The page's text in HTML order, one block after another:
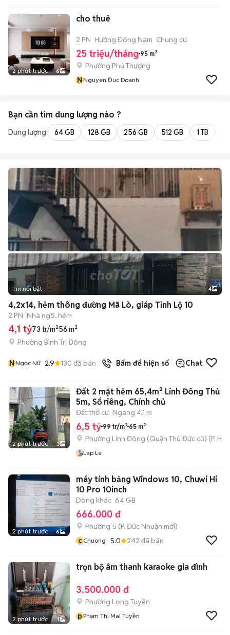
2 phút trước 6
cho thuê
2 PN Hướng Đông Nam Chung cư
25 triệu/tháng 95 m²
Phường Phú Thượng
NNguyen Đuc Doanh
Bạn cần tìm dung lượng nào ?
Dung lượng: 64 GB 128 GB 256 GB 512 GB 1 TB
Tin nổi bật 4
4,2x14, hẻm thông đường Mã Lò, giáp Tỉnh Lộ 10
2 PN Nhà ngõ, hẻm
4,1 tỷ73 tr/m²56 m²
Phường Bình Trị Đông
NNgọc Nữ 2.9 130 đã bán Bấm để hiện số Chat
2 phút trước 3
Đất 2 mặt hẻm 65,4m² Linh Đông Thủ
5m, Sổ riêng, Chính chủ
Đất thổ cư Ngang 4,1 m
6,5 tỷ 99 tr/m² 65 m²
Phường Linh Đông (Quận Thủ Đức cũ) (P.
Lap Le
2 phút trước 6
máy tính bảng Windows 10, Chuwi Hi
10 Pro 10inch
Dòng khác 64 GB
666.000 đ
Phường 5 (P. Đức Nhuận mới)
c Chuong 5.0 242 đã bán
2 phút trước 1
trọn bộ âm thanh karaoke gia đình
3.500.000 đ
Phường Long Tuyền
pPhạm Thị Mai Tuyền